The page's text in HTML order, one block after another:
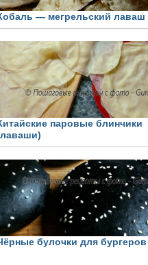
— мегрельский лаваш
паровые блинчики
булочки для бургеров